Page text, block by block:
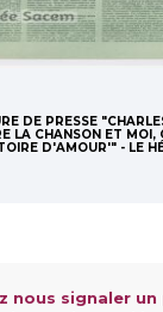
DE PRESSE
LA CHANSON ET MOI,
D'AMOUR'" - LE
nous signaler